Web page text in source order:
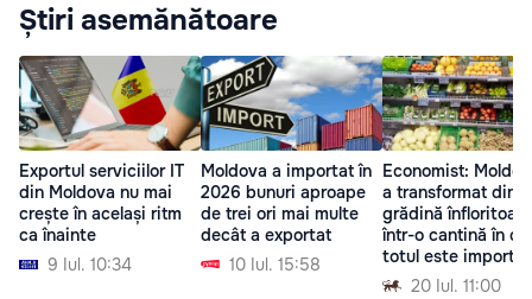
Știri asemănătoare
Exportul serviciilor IT
din Moldova nu mai
crește în același ritm
ca înainte
9 Iul. 10:34
Moldova a importat în
2026 bunuri aproape
de trei ori mai multe
decât a exportat
10 Iul. 15:58
Economist:
a transformat
grădină înfloritoare
într-o cantină în
totul este importat
20 Iul. 11:00